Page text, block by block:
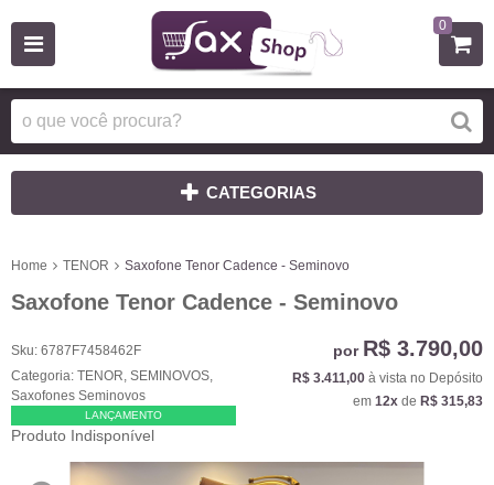
0
CATEGORIAS
Home TENOR Saxofone Tenor Cadence - Seminovo
Saxofone Tenor Cadence - Seminovo
Sku: 6787F7458462F
Categoria: TENOR SEMINOVOS
Saxofones Seminovos
LANÇAMENTO
Produto Indisponível
por R$ 3.790,00
R$ 3.411,00 à vista no Depósito
em 12x de R$ 315,83